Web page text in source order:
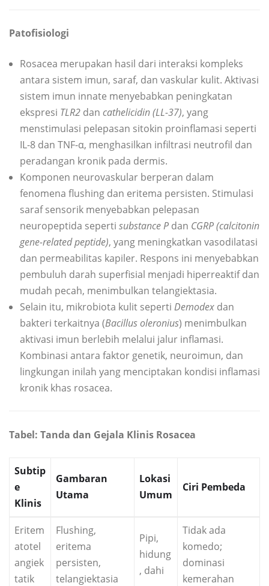
Patofisiologi
Rosacea merupakan hasil dari interaksi kompleks
antara sistem imun, saraf, dan vaskular kulit. Aktivasi
sistem imun innate menyebabkan peningkatan
ekspresi TLR2 dan cathelicidin (LL-37), yang
menstimulasi pelepasan sitokin proinflamasi seperti
IL-8 dan TNF-α, menghasilkan infiltrasi neutrofil dan
peradangan kronik pada dermis.
Komponen neurovaskular berperan dalam
fenomena flushing dan eritema persisten. Stimulasi
saraf sensorik menyebabkan pelepasan
neuropeptida seperti substance P dan CGRP (calcitonin
gene-related peptide), yang meningkatkan vasodilatasi
dan permeabilitas kapiler. Respons ini menyebabkan
pembuluh darah superfisial menjadi hiperreaktif dan
mudah pecah, menimbulkan telangiektasia.
Selain itu, mikrobiota kulit seperti Demodex dan
bakteri terkaitnya (Bacillus oleronius) menimbulkan
aktivasi imun berlebih melalui jalur inflamasi.
Kombinasi antara faktor genetik, neuroimun, dan
lingkungan inilah yang menciptakan kondisi inflamasi
kronik khas rosacea.
Tabel: Tanda dan Gejala Klinis Rosacea
Subtip
e
Klinis
Gambaran
Utama
Lokasi
Umum
Ciri Pembeda
Eritem
atotel
angiek
tatik
Flushing,
eritema
persisten,
telangiektasia
Pipi,
hidung
, dahi
Tidak ada
komedo;
dominasi
kemerahan